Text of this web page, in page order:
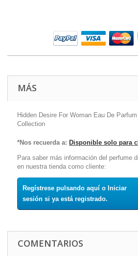
MÁS
Hidden Desire For Woman Eau De
Collection
*Nos recuerda a: Disponible solo para
Para saber más información del perfume
en nuestra tienda como cliente:
Regístrese pulsando aquí o Iniciar
sesión si ya está registrado.
COMENTARIOS